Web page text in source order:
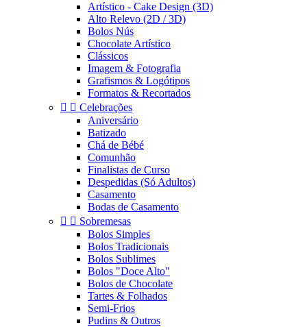
Artístico - Cake Design (3D)
Alto Relevo (2D / 3D)
Bolos Nús
Chocolate Artístico
Clássicos
Imagem & Fotografia
Grafismos & Logótipos
Formatos & Recortados
  Celebrações
Aniversário
Batizado
Chá de Bébé
Comunhão
Finalistas de Curso
Despedidas (Só Adultos)
Casamento
Bodas de Casamento
  Sobremesas
Bolos Simples
Bolos Tradicionais
Bolos Sublimes
Bolos "Doce Alto"
Bolos de Chocolate
Tartes & Folhados
Semi-Frios
Pudins & Outros